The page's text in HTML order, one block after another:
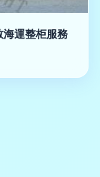
運整柜服務